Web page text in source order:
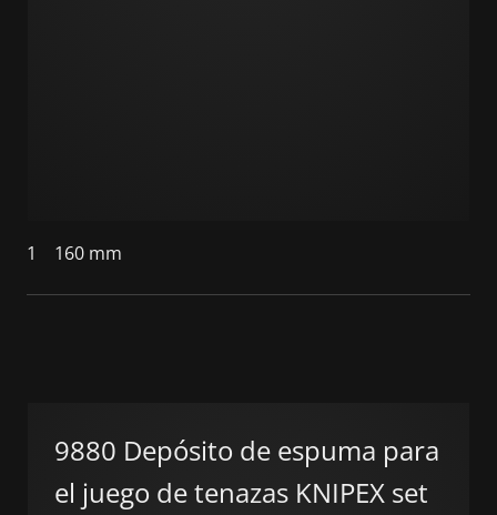
1 160 mm
9880 Depósito de espuma para
el juego de tenazas KNIPEX set